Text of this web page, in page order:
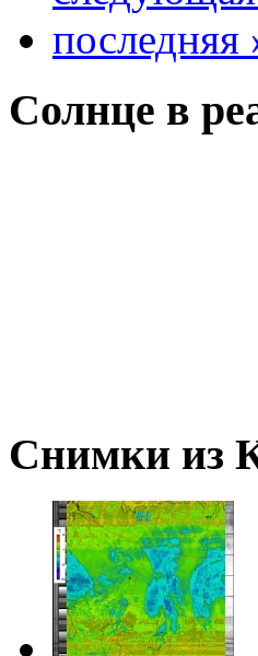
последняя
Солнце в
Снимки из